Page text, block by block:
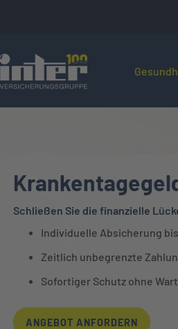
Hier
Schließen Sie die finanzielle
Individuelle Absicherung
Zeitlich unbegrenzte
Sofortiger Schutz ohne
ANGEBOT ANFORDERN